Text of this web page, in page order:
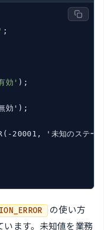
効' );
効');
'未知のステー
の使い方
います。未知値を業務